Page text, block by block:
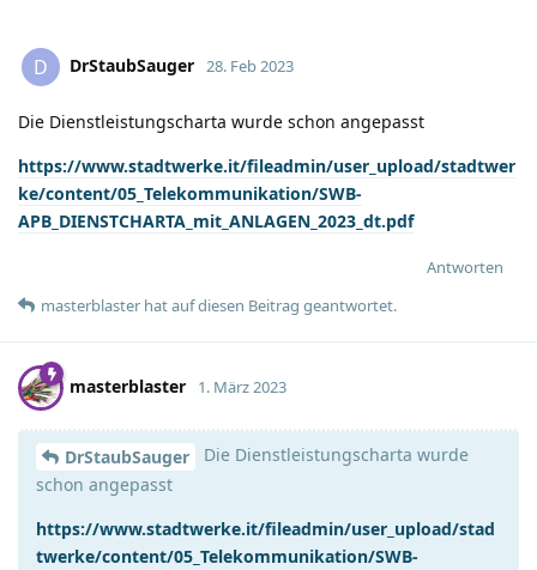
D DrStaubSauger 28. Feb 2023
Die Dienstleistungscharta wurde schon angepasst
https://www.stadtwerke.it/fileadmin/user_upload/stadtwer
ke/content/05_Telekommunikation/SWB-
APB_DIENSTCHARTA_mit_ANLAGEN_2023_dt.pdf
Antworten
masterblaster hatauf diesen Beitrag geantwortet.
masterblaster 1. März 2023
DrStaubSauger
Die Dienstleistungscharta wurde
schon angepasst
https://www.stadtwerke.it/fileadmin/user_upload/stad
twerke/content/05_Telekommunikation/SWB-